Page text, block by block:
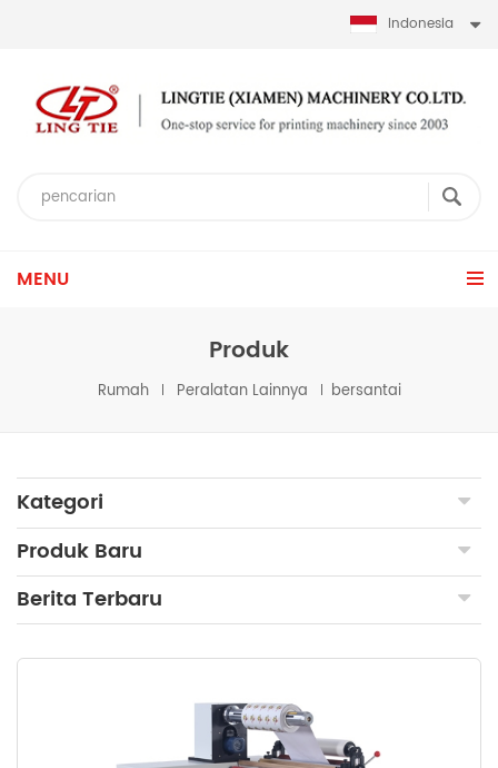
Indonesia
MENU
Produk
Rumah Peralatan Lainnya bersantai
Kategori
Produk Baru
Berita Terbaru